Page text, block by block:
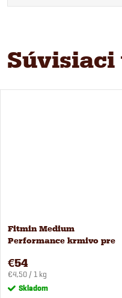
Fitmin Medium
Performance krmivo pre
€54
Jednotková
cena:
€4,50 / 1 kg
Skladom